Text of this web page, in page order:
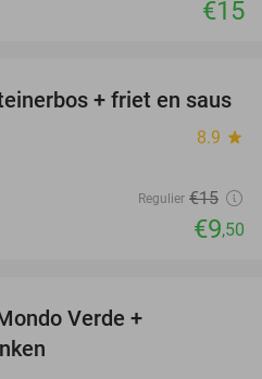
€15
37%
+ friet en saus
8.9 star
Regulier €15
€9,50
Verde +